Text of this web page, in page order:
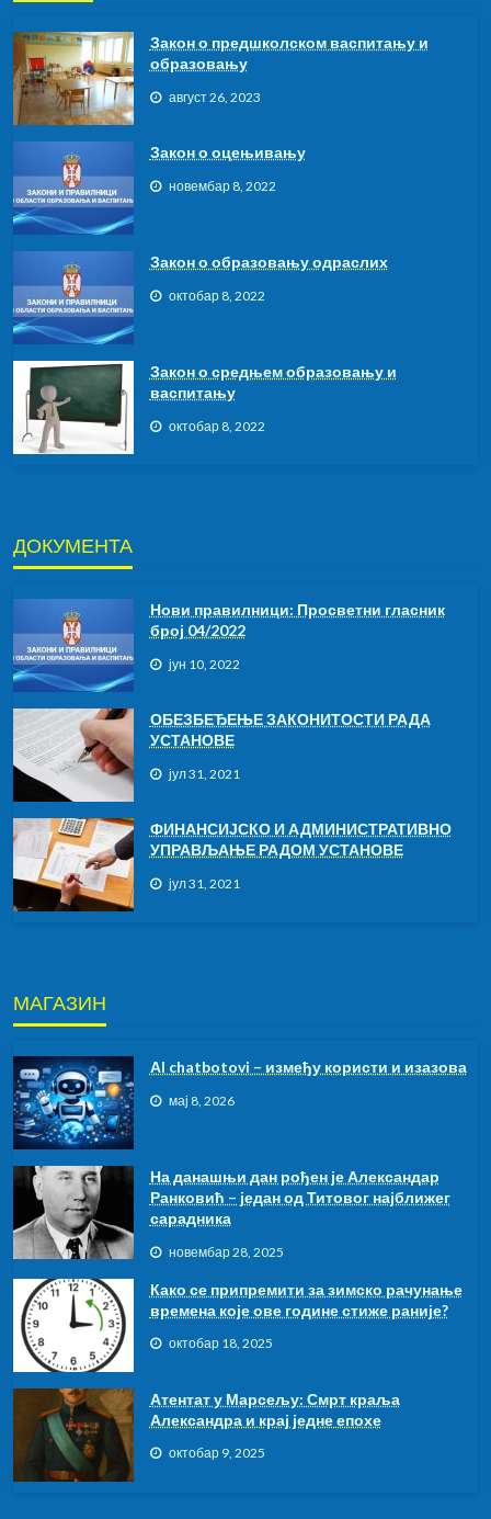
Закон о предшколском васпитању и
образовању
август 26, 2023
Закон о оцењивању
новембар 8, 2022
Закон о образовању одраслих
октобар 8, 2022
Закон о средњем образовању и
васпитању
октобар 8, 2022
ДОКУМЕНТА
Нови правилници: Просветни гласник
број 04/2022
јун 10, 2022
ОБЕЗБЕЂЕЊЕ ЗАКОНИТОСТИ РАДА
УСТАНОВЕ
јул 31, 2021
ФИНАНСИЈСКО И АДМИНИСТРАТИВНО
УПРАВЉАЊЕ РАДОМ УСТАНОВЕ
јул 31, 2021
МАГАЗИН
АI chatbotovi – између користи и изазова
мај 8, 2026
На данашњи дан рођен је Александар
Ранковић – један од Титовог најближег
сарадника
новембар 28, 2025
Како се припремити за зимско рачунање
времена које ове године стиже раније?
октобар 18, 2025
Атентат у Марсељу: Смрт краља
Александра и крај једне епохе
октобар 9, 2025